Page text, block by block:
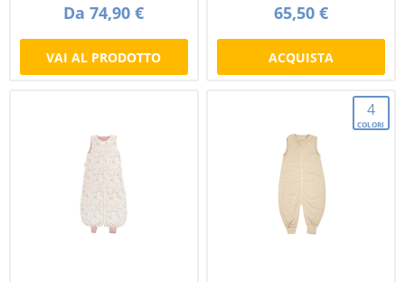
Da 74,90 €
VAI AL PRODOTTO
65,50 €
ACQUISTA
4
COLORI